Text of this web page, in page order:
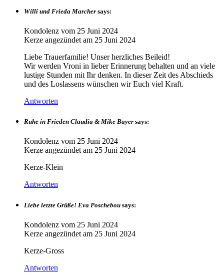
Willi und Frieda Marcher says:
Kondolenz vom 25 Juni 2024
Kerze angezündet am 25 Juni 2024
Liebe Trauerfamilie! Unser herzliches Beileid!
Wir werden Vroni in lieber Erinnerung behalten und an viele
lustige Stunden mit Ihr denken. In dieser Zeit des Abschieds
und des Loslassens wünschen wir Euch viel Kraft.
Antworten
Ruhe in Frieden Claudia & Mike Bayer says:
Kondolenz vom 25 Juni 2024
Kerze angezündet am 25 Juni 2024
Kerze-Klein
Antworten
Liebe letzte Grüße! Eva Poschebou says:
Kondolenz vom 25 Juni 2024
Kerze angezündet am 25 Juni 2024
Kerze-Gross
Antworten